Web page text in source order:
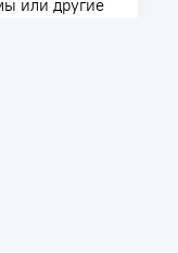
или другие